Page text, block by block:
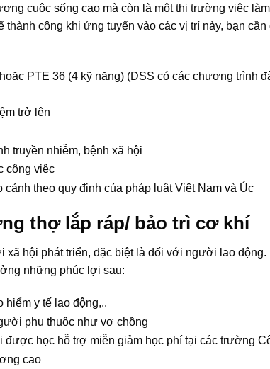
cuộc sống cao mà còn là một thị trường việc
công khi ứng tuyển vào các vị trí này, bạn
PTE 36 (4 kỹ năng) (DSS có các chương trình
trở lên
truyền nhiễm, bệnh xã hội
công việc
theo quy định của pháp luật Việt Nam và Úc
thợ lắp ráp/ bảo trì cơ khí
xã hội phát triển, đặc biệt là đối với người lao động.
những phúc lợi sau:
y tế lao động,..
phụ thuộc như vợ chồng
được học hỗ trợ miễn giảm học phí tại các trường
cao